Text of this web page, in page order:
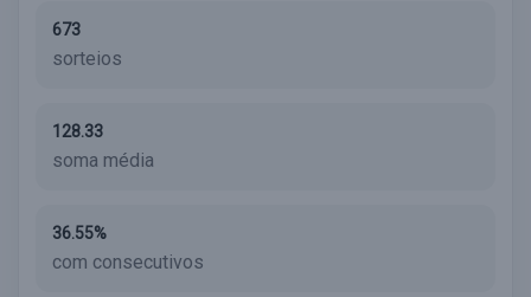
673
sorteios
128.33
soma média
36.55%
com consecutivos